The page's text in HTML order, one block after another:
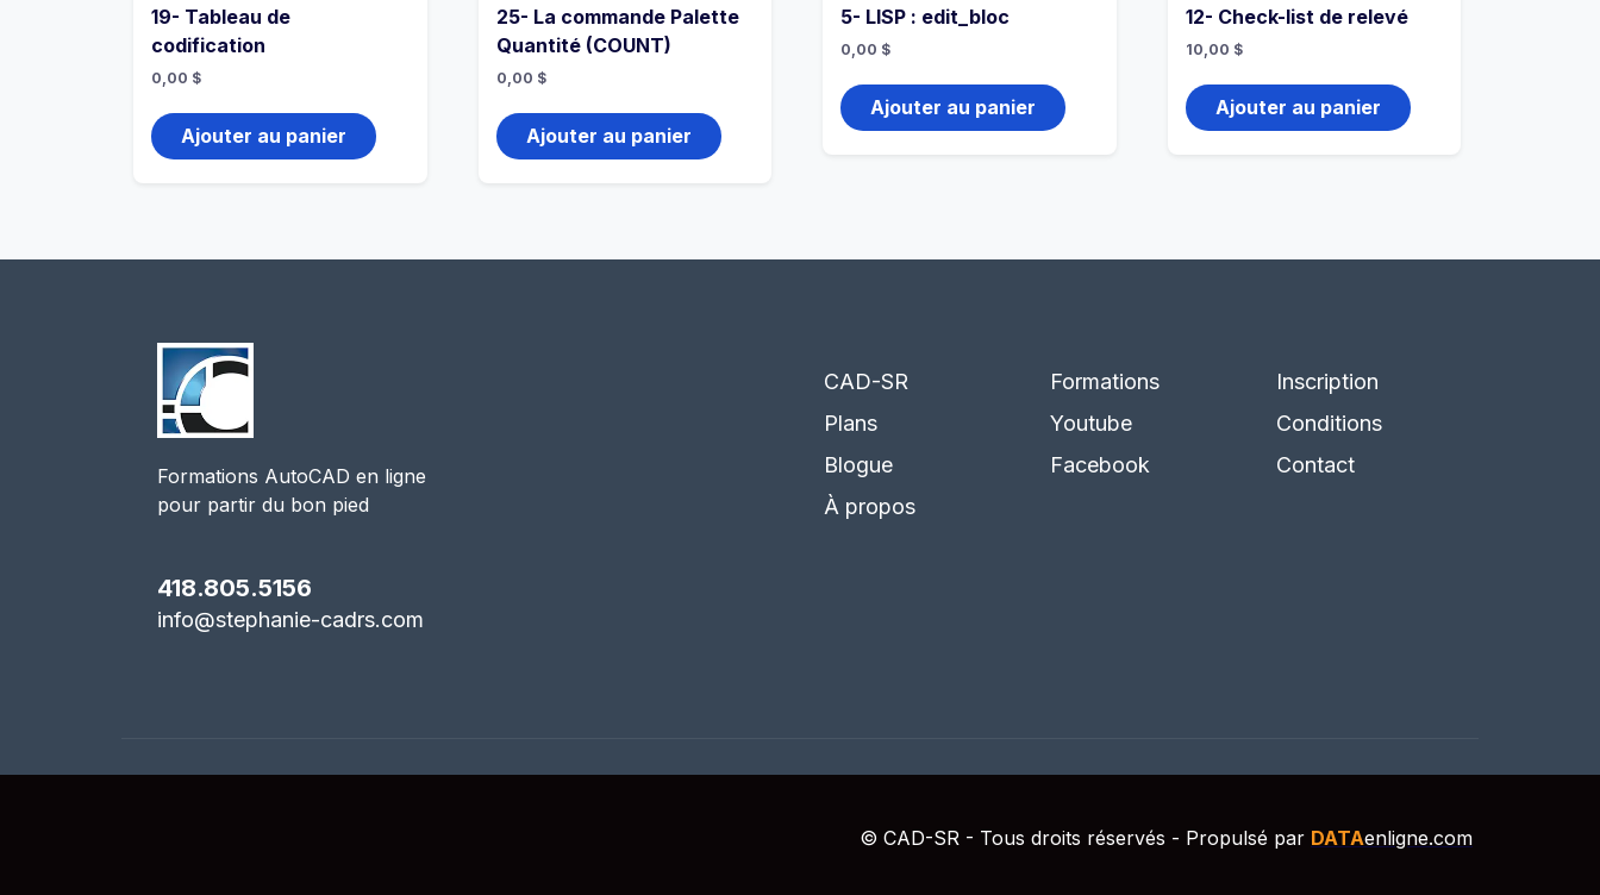
19- Tableau de
codification
0,00 $
Ajouter au panier
25- La commande Palette
Quantité (COUNT)
0,00 $
Ajouter au panier
5- LISP : edit_bloc
0,00 $
Ajouter au panier
12- Check-list de relevé
10,00 $
Ajouter au panier
Formations AutoCAD en ligne
pour partir du bon pied
418.805.5156
info@stephanie-cadrs.com
CAD-SR
Plans
Blogue
À propos
Formations
Youtube
Facebook
Inscription
Conditions
Contact
© CAD-SR - Tous droits réservés - Propulsé par DATAenligne.com